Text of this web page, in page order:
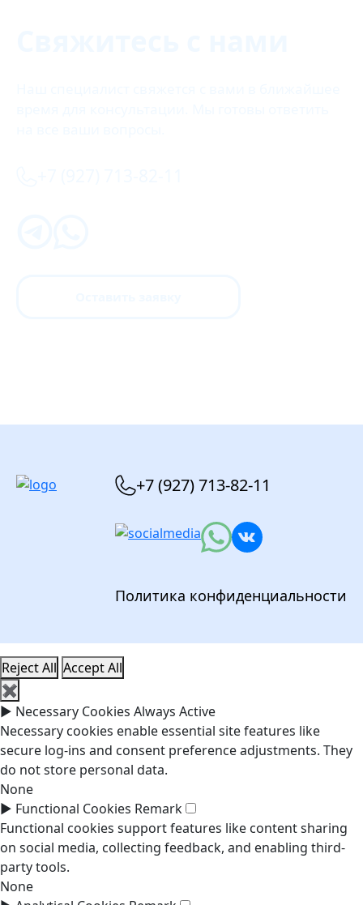
+7 (927) 713-82-11
Политика конфиденциальности
Reject All Accept All
✖
► Necessary Cookies Always Active
Necessary cookies enable essential site features like
secure log-ins and consent preference adjustments. They
do not store personal data.
None
► Functional Cookies Remark
Functional cookies support features like content sharing
on social media, collecting feedback, and enabling third-
party tools.
None